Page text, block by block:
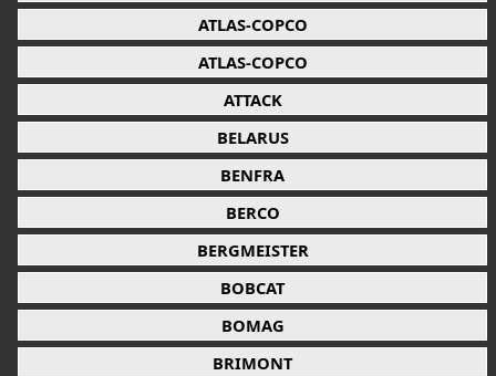
ATLAS-COPCO
ATLAS-COPCO
ATTACK
BELARUS
BENFRA
BERCO
BERGMEISTER
BOBCAT
BOMAG
BRIMONT